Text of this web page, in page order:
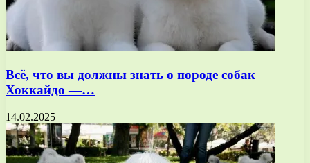
Всё, что вы должны знать о породе собак
Хоккайдо —…
14.02.2025